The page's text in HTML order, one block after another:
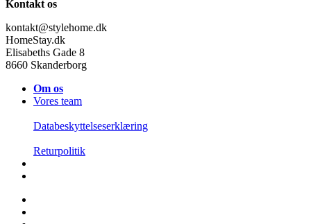
Kontakt os
kontakt@stylehome.dk
HomeStay.dk
Elisabeths Gade 8
8660 Skanderborg
Om os
Vores team
Databeskyttelseserklæring
Returpolitik